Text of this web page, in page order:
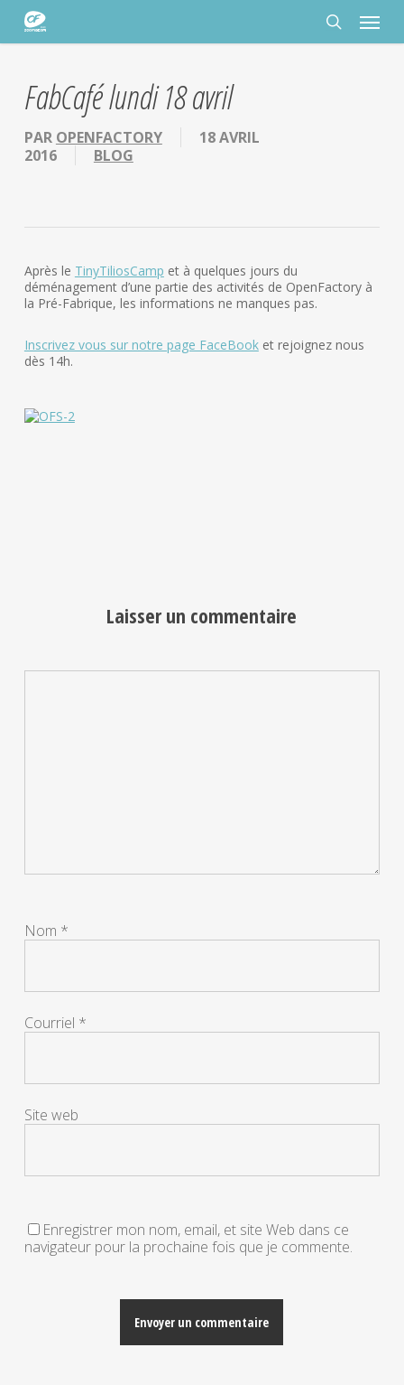
Panneau de gestion des cookies
Passer
contenu
rechercher
Menu
FabCafé lundi 18 avril
PAR OPENFACTORY
18 AVRIL
2016
BLOG
Après le TinyTiliosCamp et à quelques jours du
déménagement d’une partie des activités de OpenFactory à
la Pré-Fabrique, les informations ne manques pas.
Inscrivez vous sur notre page FaceBooket rejoignez nous
dès 14h.
Laisser un commentaire
Nom *
Courriel *
Site web
Enregistrer mon nom, email, et site Web dans ce
navigateur pour la prochaine fois que je commente.